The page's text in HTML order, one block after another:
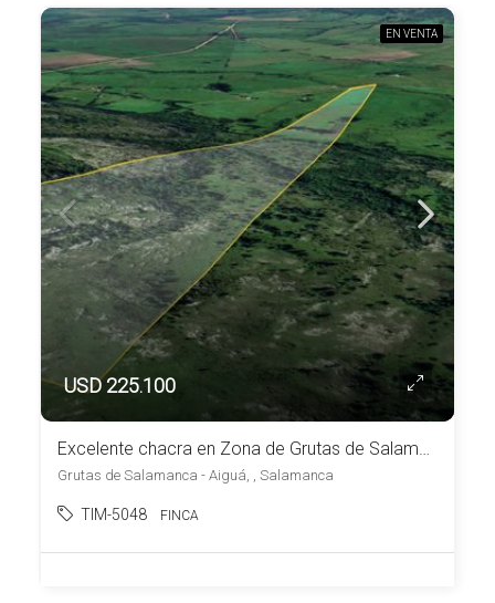
EN VENTA
USD 225.100
Excelente chacra en Zona de Grutas de Salamanca – Aiguá
Grutas de Salamanca - Aiguá, , Salamanca
TIM-5048 FINCA